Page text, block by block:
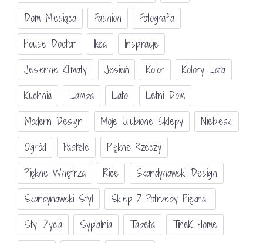
Dom Miesiąca
Fashion
Fotografia
House Doctor
Ikea
Inspiracje
Jesienne Klimaty
Jesień Kolor
Kolory Lata
Kuchnia
Lampa Lato
Letni Dom
Modern Design
Moje Ulubione Sklepy
Niebieski
Ogród
Pastele
Piękne Rzeczy
Piękne Wnętrza
Rice
Skandynawski Design
Skandynawski Styl
Sklep Z Potrzeby Piękna...
Styl Życia
Sypialnia Tapeta
TineK Home